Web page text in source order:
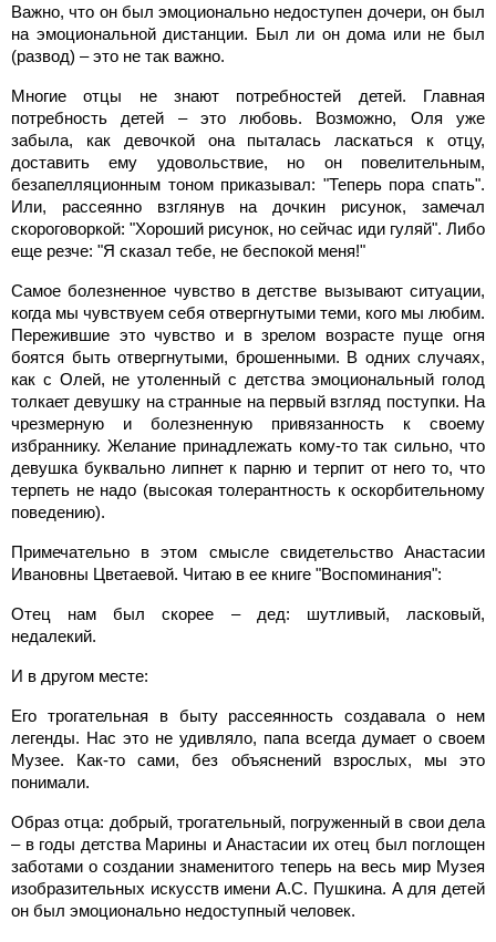
Важно, что он был эмоционально недоступен дочери, он был
на эмоциональной дистанции. Был ли он дома или не был
(развод) – это не так важно.
Многие отцы не знают потребностей детей. Главная
потребность детей – это любовь. Возможно, Оля уже
забыла, как девочкой она пыталась ласкаться к отцу,
доставить ему удовольствие, но он повелительным,
безапелляционным тоном приказывал: "Теперь пора спать".
Или, рассеянно взглянув на дочкин рисунок, замечал
скороговоркой: "Хороший рисунок, но сейчас иди гуляй". Либо
еще резче: "Я сказал тебе, не беспокой меня!"
Самое болезненное чувство в детстве вызывают ситуации,
когда мы чувствуем себя отвергнутыми теми, кого мы любим.
Пережившие это чувство и в зрелом возрасте пуще огня
боятся быть отвергнутыми, брошенными. В одних случаях,
как с Олей, не утоленный с детства эмоциональный голод
толкает девушку на странные на первый взгляд поступки. На
чрезмерную и болезненную привязанность к своему
избраннику. Желание принадлежать кому-то так сильно, что
девушка буквально липнет к парню и терпит от него то, что
терпеть не надо (высокая толерантность к оскорбительному
поведению).
Примечательно в этом смысле свидетельство Анастасии
Ивановны Цветаевой. Читаю в ее книге "Воспоминания":
Отец нам был скорее – дед: шутливый, ласковый,
недалекий.
И в другом месте:
Его трогательная в быту рассеянность создавала о нем
легенды. Нас это не удивляло, папа всегда думает о своем
Музее. Как-то сами, без объяснений взрослых, мы это
понимали.
Образ отца: добрый, трогательный, погруженный в свои дела
– в годы детства Марины и Анастасии их отец был поглощен
заботами о создании знаменитого теперь на весь мир Музея
изобразительных искусств имени А.С. Пушкина. А для детей
он был эмоционально недоступный человек.